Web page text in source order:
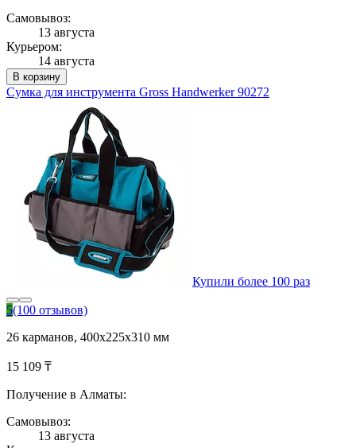
Самовывоз:
13 августа
Курьером:
14 августа
В корзину
Сумка для инструмента Gross Handwerker 90272
Купили более 100 раз
5(100 отзывов)
26 карманов, 400х225х310 мм
15 109 ₸
Получение в Алматы:
Самовывоз:
13 августа